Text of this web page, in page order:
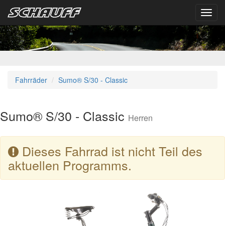
Fahrräder Sumo® S/30 - Classic
Sumo® S/30 - Classic Herren
Dieses Fahrrad ist nicht Teil des
aktuellen Programms.